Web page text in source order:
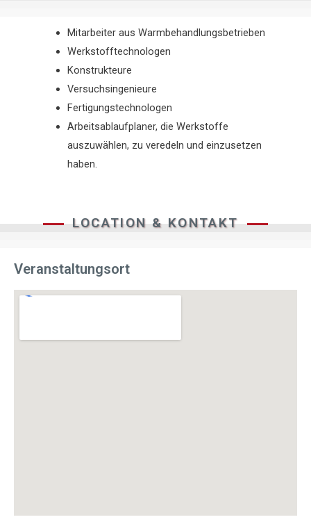
Mitarbeiter aus Warmbehandlungsbetrieben
Werkstofftechnologen
Konstrukteure
Versuchsingenieure
Fertigungstechnologen
Arbeitsablaufplaner, die Werkstoffe
auszuwählen, zu veredeln und einzusetzen
haben.
LOCATION & KONTAKT
Veranstaltungsort